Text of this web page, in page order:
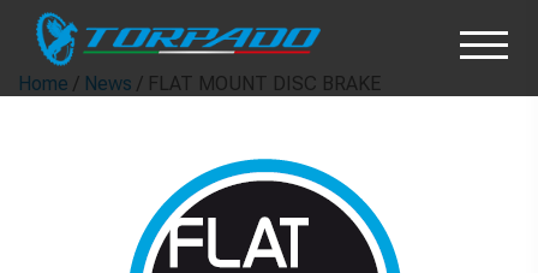
Home / News / FLAT MOUNT DISC BRAKE